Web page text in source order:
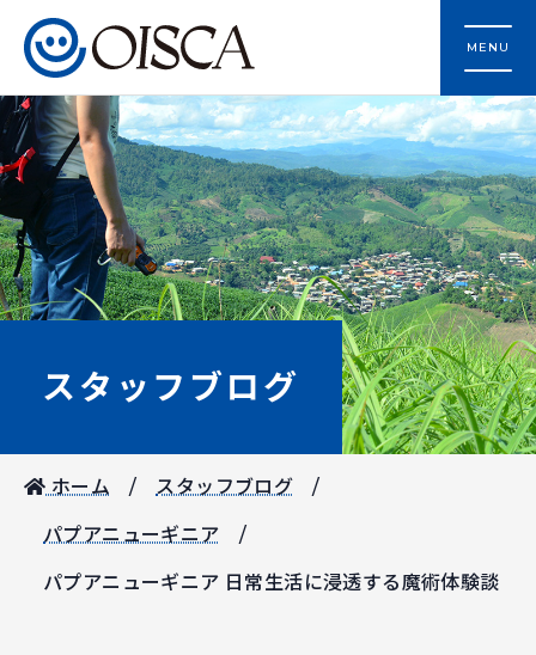
MENU
スタッフブログ
ホーム スタッフブログ
パプアニューギニア
パプアニューギニア 日常生活に浸透する魔術体験談